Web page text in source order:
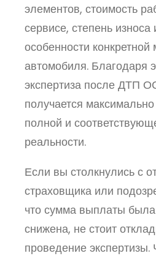
элементов, стоимость
сервисе, степень износа
особенности конкретной
автомобиля. Благодаря
экспертиза после ДТП
получается
полной и
реальности.
Если вы столкнулись с
страховщика или
что сумма выплаты была
снижена, не стоит
проведение экспертизы.